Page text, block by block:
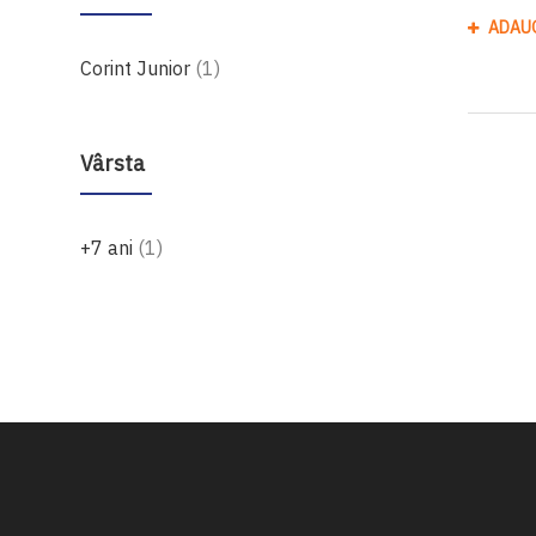
Corint Junior 1produs
Vârsta
+7 ani 1produs